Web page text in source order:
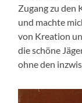
Zugang zu den
und machte
von Kreation
die schöne
ohne den